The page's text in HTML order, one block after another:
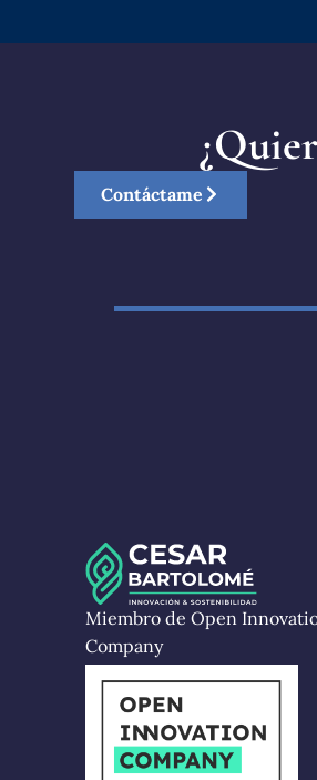
Contáctame
Miembro de Open
Company